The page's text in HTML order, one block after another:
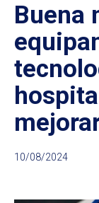
Buena
10/08/2024